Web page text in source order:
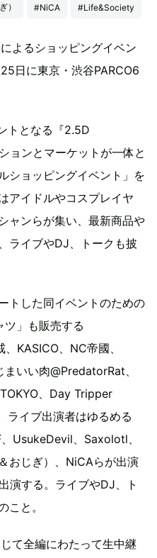
） #NiCA #Life&Society
よるショッピングイベン
日に東京・渋谷PARCO6
トとなる『2.5D
ョンとマーケットが一体と
ショッピングイベント」を
アイドルやコスプレイヤ
ャンらが集い、最新商品や
ライブやDJ、トークも披
トした同イベントのための
ツ」も販売する
KASICO、NC帝國、
いい肉@PredatorRat、
、Day Tripper
ライブ出演者はゆるめる
UsukeDevil、Saxolotl、
おじぎ）、NiCAらが出演
演する。ライブやDJ、ト
こと。
て全編にわたって生中継